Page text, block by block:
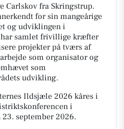
Carlskov fra Skringstrup.
for sin mangeårige
og udviklingen i
samlet frivillige kræfter
projekter på tværs af
som organisator og
som
udvikling.
Ildsjæle 2026 kåres i
i
september 2026.